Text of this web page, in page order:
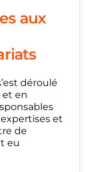
aux
déroulé
et en
et
de
eu